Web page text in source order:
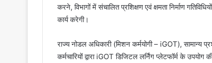
करने, विभागों में संचालित प्रशिक्षण एवं क्षमता निर्माण
कार्य करेगी।
राज्य नोडल अधिकारी (मिशन कर्मयोगी – iGOT), सामान्य
कर्मचारियों द्वारा iGOT डिजिटल लर्निंग प्लेटफॉर्म के उपयोग